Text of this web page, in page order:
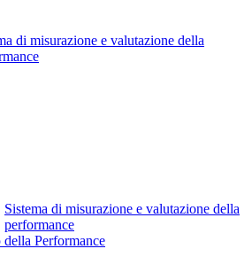
di misurazione e valutazione della
Sistema di misurazione e valutazione della
performance
della Performance